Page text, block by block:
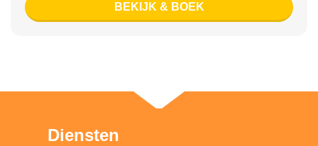
BEKIJK & BOEK
Diensten